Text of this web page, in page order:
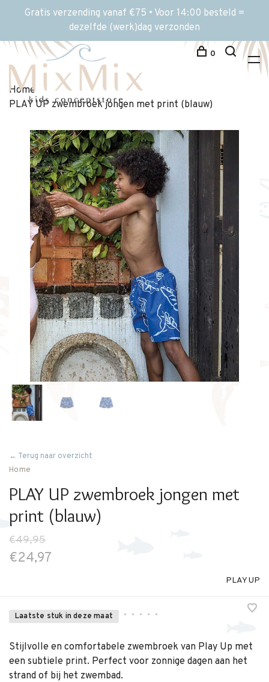
Gratis verzending vanaf €75 • Voor 14:00 besteld =
dezelfde (werk)dag verzonden
0
Home
PLAY UP zwembroek jongen met print (blauw)
← Terug naar overzicht
Home
PLAY UP zwembroek jongen met
print (blauw)
€49,95
€24,97
PLAY UP
Laatste stuk in deze maat • • • • •
Stijlvolle en comfortabele zwembroek van Play Up met
een subtiele print. Perfect voor zonnige dagen aan het
strand of bij het zwembad.